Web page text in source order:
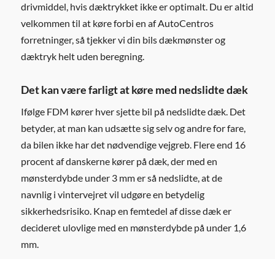
drivmiddel, hvis dæktrykket ikke er optimalt. Du er altid
velkommen til at køre forbi en af AutoCentros
forretninger, så tjekker vi din bils dækmønster og
dæktryk helt uden beregning.
Det kan være farligt at køre med nedslidte dæk
Ifølge FDM kører hver sjette bil på nedslidte dæk. Det
betyder, at man kan udsætte sig selv og andre for fare,
da bilen ikke har det nødvendige vejgreb. Flere end 16
procent af danskerne kører på dæk, der med en
mønsterdybde under 3 mm er så nedslidte, at de
navnlig i vintervejret vil udgøre en betydelig
sikkerhedsrisiko. Knap en femtedel af disse dæk er
decideret ulovlige med en mønsterdybde på under 1,6
mm.